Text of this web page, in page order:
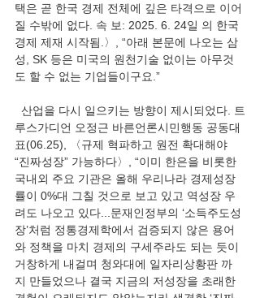
택은 곧 한국 경제 전체에 깊은 타격으로 이어
질 수밖에 없다. 속 보: 2025. 6. 24일 의 한국
경제 제재 시작됨.〉, “아래 본문에 나오는 삼
성, SK 등은 미국의 원천기술 없이는 아무것
도 할 수 없는 기업들이구요.”
산업을 다시 일으키는 방향이 제시되었다. 트
루스가디언 오정근 바른언론시민행동 공동대
표(06.25), 〈규제 혁파하고 원전 확대해야
“진짜성장” 가능하다〉, “이미 한은을 비롯한
국내외 주요 기관은 올해 우리나라 경제성장
률이 0%대 그칠 것으로 보고 있고 역성장 우
려도 나오고 있다...문재인정부의 ‘소득주도성
장’처럼 정통경제학에서 검증되지 않은 용어
와 정책을 마치 경제의 구세주라도 되는 듯이
거창하게 내걸며 청와대에 일자리상황판 까
지 만들었으나 결국 지금의 저성장을 초래한